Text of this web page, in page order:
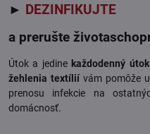
► DEZINFIKUJTE
a prerušte
Útok a jedinekaždodenný
žehlenia textílií vám pomôže
prenosu infekcie na
domácnosť.